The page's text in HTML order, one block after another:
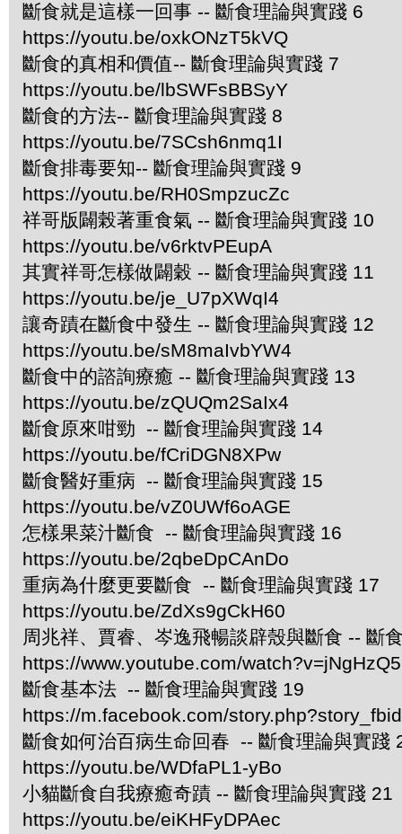
斷食就是這樣一回事 -- 斷食理論與實踐 6
https://youtu.be/oxkONzT5kVQ
斷食的真相和價值-- 斷食理論與實踐 7
https://youtu.be/lbSWFsBBSyY
斷食的方法-- 斷食理論與實踐 8
https://youtu.be/7SCsh6nmq1I
斷食排毒要知-- 斷食理論與實踐 9
https://youtu.be/RH0SmpzucZc
祥哥版闢榖著重食氣 -- 斷食理論與實踐 10
https://youtu.be/v6rktvPEupA
其實祥哥怎樣做闢穀 -- 斷食理論與實踐 11
https://youtu.be/je_U7pXWqI4
讓奇蹟在斷食中發生 -- 斷食理論與實踐 12
https://youtu.be/sM8maIvbYW4
斷食中的諮詢療癒 -- 斷食理論與實踐 13
https://youtu.be/zQUQm2SaIx4
斷食原來咁勁 -- 斷食理論與實踐 14
https://youtu.be/fCriDGN8XPw
斷食醫好重病 -- 斷食理論與實踐 15
https://youtu.be/vZ0UWf6oAGE
怎樣果菜汁斷食 -- 斷食理論與實踐 16
https://youtu.be/2qbeDpCAnDo
重病為什麼更要斷食 -- 斷食理論與實踐 17
https://youtu.be/ZdXs9gCkH60
周兆祥、賈睿、岑逸飛暢談辟殼與斷食 -- 斷
https://www.youtube.com/
斷食基本法 -- 斷食理論與實踐 19
https://m.facebook.com/
斷食如何治百病生命回春 -- 斷食理論與實踐
https://youtu.be/WDfaPL1-yBo
小貓斷食自我療癒奇蹟 -- 斷食理論與實踐 21
https://youtu.be/eiKHFyDPAec